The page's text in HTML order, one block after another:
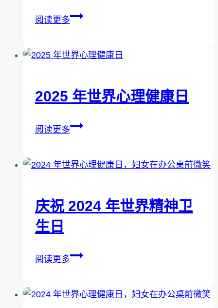
阅读更多2025
交
体
友
日
2025 年世界心理健康日
阅读更多2025
界
理
健
庆祝 2024 年世界精神卫
生日
阅读更多庆
年